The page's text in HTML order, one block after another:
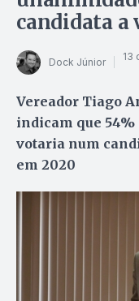
candidata a
Dock Júnior 13
Vereador Tiago
indicam que
votaria num
em 2020